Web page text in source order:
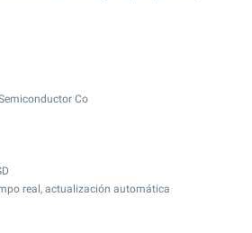
Co
real, actualización automática